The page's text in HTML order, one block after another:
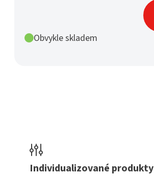
/ Obvykle skladem
Individualizované produkty